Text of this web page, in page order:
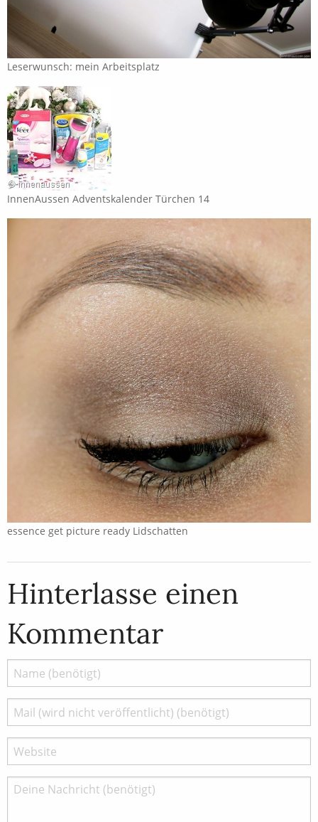
Leserwunsch: mein Arbeitsplatz
InnenAussen Adventskalender Türchen 14
essence get picture ready Lidschatten
Hinterlasse einen
Kommentar